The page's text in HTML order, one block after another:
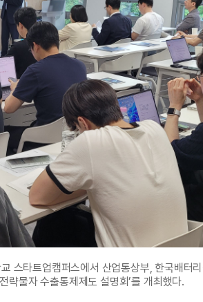
스타트업캠퍼스에서 산업통상부, 한국배터
략물자 수출통제제도 설명회’를 개최했다.